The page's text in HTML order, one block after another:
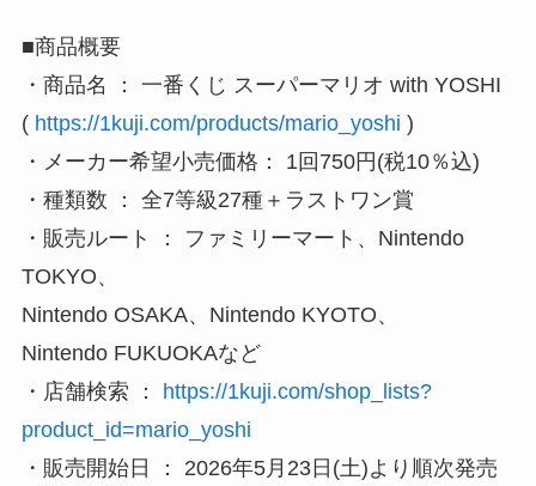
■商品概要
・商品名 ： 一番くじ スーパーマリオ with YOSHI
( https://1kuji.com/products/mario_yoshi )
・メーカー希望小売価格： 1回750円(税10％込)
・種類数 ： 全7等級27種＋ラストワン賞
・販売ルート ： ファミリーマート、Nintendo
TOKYO、
Nintendo OSAKA、Nintendo KYOTO、
Nintendo FUKUOKAなど
・店舗検索 ：
https://1kuji.com/shop_lists?
product_id=mario_yoshi
・販売開始日 ： 2026年5月23日(土)より順次発売